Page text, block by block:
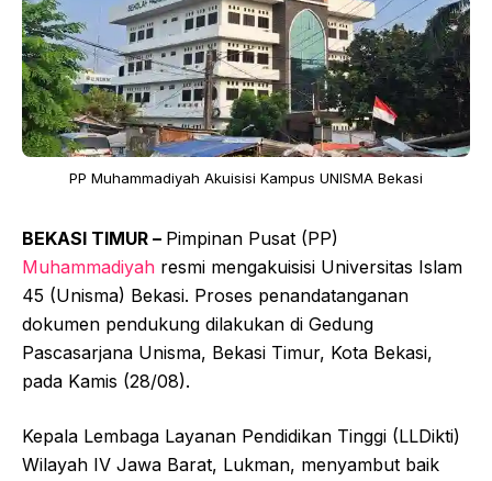
PP Muhammadiyah Akuisisi Kampus UNISMA Bekasi
BEKASI TIMUR – Pimpinan Pusat (PP)
Muhammadiyah resmi mengakuisisi Universitas Islam
45 (Unisma) Bekasi. Proses penandatanganan
dokumen pendukung dilakukan di Gedung
Pascasarjana Unisma, Bekasi Timur, Kota Bekasi,
pada Kamis (28/08).
Kepala Lembaga Layanan Pendidikan Tinggi (LLDikti)
Wilayah IV Jawa Barat, Lukman, menyambut baik